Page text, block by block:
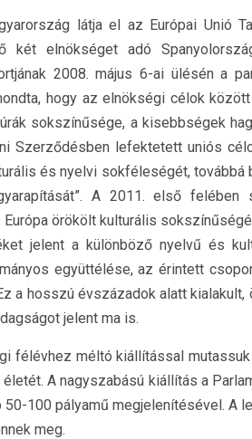
látja el az Európai Unió
két elnökséget adó
2008. május 6-ai ülésén a
hogy az elnökségi célok
sokszínűsége, a kisebbségek
Szerződésben lefektetett uniós
és nyelvi sokféleségét, továbbá
A 2011. első felében
örökölt kulturális
jelent a különböző nyelvű és
együttélése, az érintett
a hosszú évszázadok alatt
jelent ma is.
félévhez méltó kiállítással
A nagyszabású kiállítás a
100 pályamű megjelenítésével. A
meg.